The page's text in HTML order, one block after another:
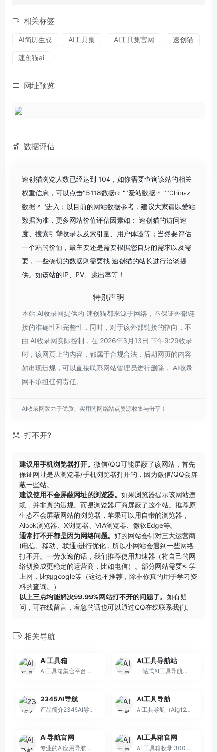
相关标签
AI简历生成 AI工具集 AI工具集官网 速创猫
速创猫ai
网址预览
数据评估
速创猫浏览人数已经达到 104，如你需要查询该站的相关
权重信息，可以点击"5118数据 ""爱站数据 ""Chinaz
数据
"进入；以目前的网站数据参考，建议大家请以爱站
数据为准，更多网站价值评估因素如： 速创猫的访问速
度、搜索引擎收录以及索引量、用户体验等；当然要评估
一个站的价值，最主要还是需要根据您自身的需求以及需
要，一些确切的数据则需要找 速创猫的站长进行洽谈提
供。如该站的IP、PV、跳出率等！
特别声明
本站 AI收录网提供的 速创猫都来源于网络，不保证外部链
接的准确性和完整性，同时，对于该外部链接的指向，不
由 AI收录网实际控制，在 2026年3月13日 下午9:29收录
时，该网页上的内容，都属于合规合法，后期网页的内容
如出现违规，可以直接联系网站管理员进行删除， AI收录
网不承担任何责任。
AI收录网致力于优质、实用的网络站点资源收集与分享！
打不开?
建议用手机浏览器打开。 微信/QQ可能屏蔽了该网站，首先
保证网址是从浏览器/手机浏览器打开的，因为微信/QQ会屏
蔽一些站。
建议使用不会屏蔽网址的浏览器。 如果浏览器提示该网站违
规，并非真的违规。而是浏览器厂商屏蔽了这个站。推荐原
生态不会屏蔽网站的浏览器，苹果可以用自带的浏览器，
Alook浏览器
X浏览器 VIA浏览器 微软Edge等。
通常打不开都是因为网络问题。 好的网站会针对三大运营商
(电信、移动、联通)进行优化，所以小网站会遇到一些网络
打不开。一劳永逸的话，我们推荐使用加速器（将自己的网
络切换成更稳定的运营商，比如电信）。部分网站需要科学
上网，比如google等（这边不推荐，除非你真的用于学习资
料的查询。）
以上三点均能解决99.99%网站打不开的问题了。 如有疑
问，可在线留言，着急的话也可以通过QQ在线联系我们。
相关导航
AI工具箱
AI工具箱集合平台赋能，引领产业升级新潮流。我们专注于AI绘画工具、AI写作工具、AI视频工具和AI音频工具等各大AI领域，精选常用的AI相关工具信息，包括AI
AI工具导航站
一站式AI工具导航平台！汇聚超1000+免费AI工具，涵盖AI写作、AI编程、AI绘画、AI论文、AI视频、AI生图、AI办公、AI学习、AI生成、agent等
2345AI导航
产品简介2345AI导航（https:/...
AI工具导航
AI工具导航（Aig123.com）是一个AI工具网址导航站，目前已收集国内外3000+热门AI工具网站，涵盖AI写作、AI绘画、AI聊天、AI视频、AI音乐、
AI导航官网
专业的AI应用导航与资讯平台，精选全球顶级AI工具与应用，及时更新AI行业动态、深度研报和原创博客。涵盖AI对话、MCP工具、开发、创作、办公等领域优质工具，提
AI工具箱官网
AI 工具箱收录 3000 + 全球优质免费 AI 工具，更覆盖学习、工作、生活、创作全场景！写作没灵感？设计缺思路？学习效率低？日常琐事费时间？这里集结 AI